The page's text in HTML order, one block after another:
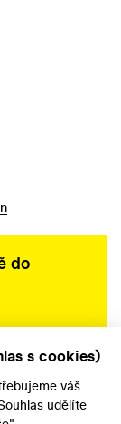
do
s cookies)
váš
udělíte